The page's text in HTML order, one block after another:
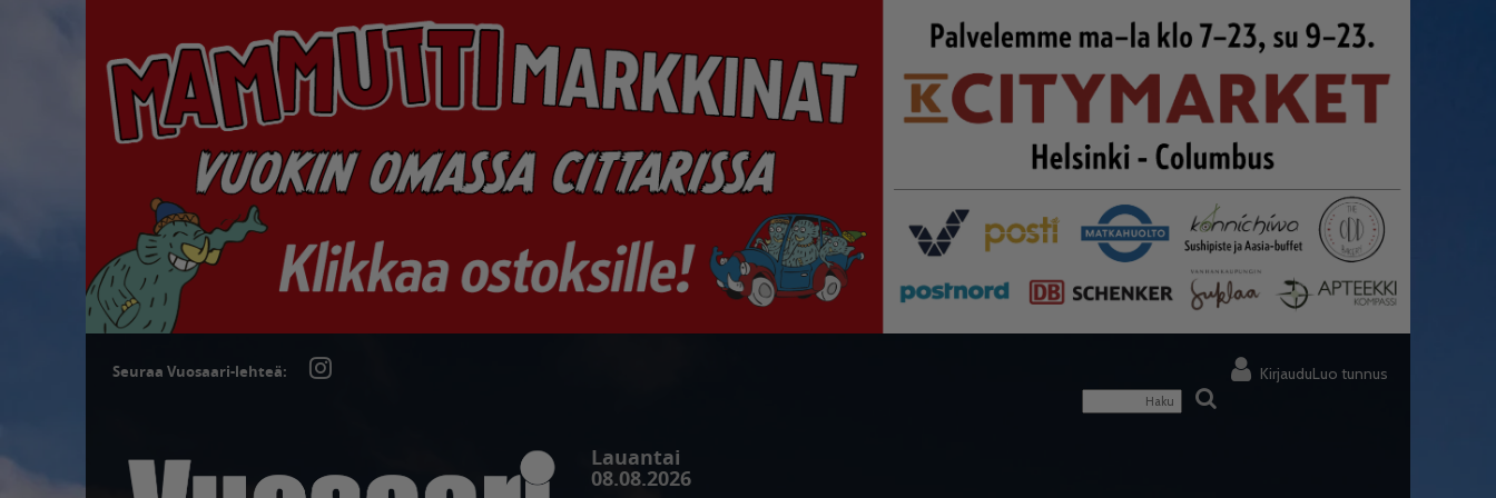
KirjauduLuo tunnus
Seuraa Vuosaari-lehteä:
Lauantai
08.08.2026